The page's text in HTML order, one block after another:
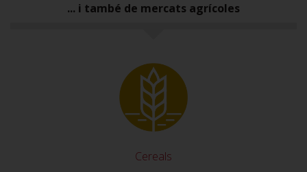
... i també de mercats agrícoles
Cereals